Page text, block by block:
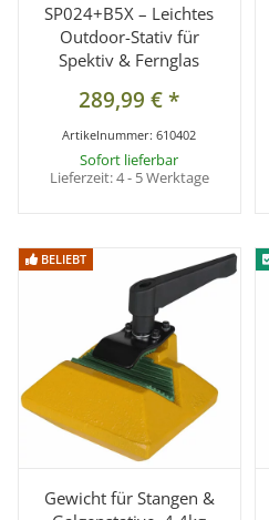
SP024+B5X – Leichtes
Outdoor-Stativ für
Spektiv & Fernglas
289,99 €*
Artikelnummer:610402
Sofort lieferbar
Lieferzeit:4 - 5 Werktage
BELIEBT
BELIEBT
Gewicht für Stangen &